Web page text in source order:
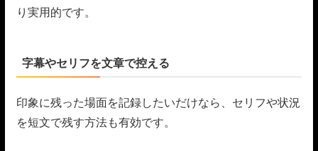
り実用的です。
字幕やセリフを文章で控える
印象に残った場面を記録したいだけなら、セリフや状況
を短文で残す方法も有効です。